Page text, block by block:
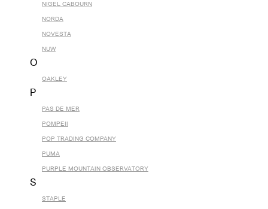
NIGEL CABOURN
NORDA
NOVESTA
NUW
O
OAKLEY
P
PAS DE MER
POMPEII
POP TRADING COMPANY
PUMA
PURPLE MOUNTAIN OBSERVATORY
S
STAPLE